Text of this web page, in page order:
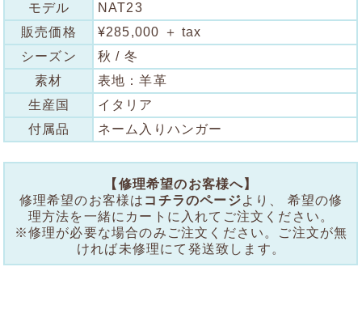
モデル
NAT23
販売価格
¥285,000 ＋ tax
シーズン
秋 / 冬
素材
表地：羊革
生産国
イタリア
付属品
ネーム入りハンガー
【修理希望のお客様へ】
修理希望のお客様は コチラのページより、 希望の修
理方法を一緒にカートに入れてご注文ください。
※修理が必要な場合のみご注文ください。ご注文が無
ければ未修理にて発送致します。